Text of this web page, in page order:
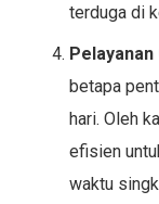
terduga di
Pelayanan
betapa
hari. Oleh
efisien
waktu